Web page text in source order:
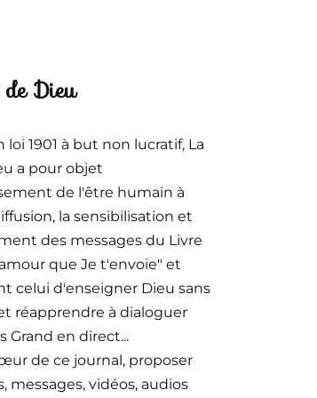
Dieu
loi 1901 à but non lucratif, La
a pour objet
de l'être humain à
la sensibilisation et
des messages du Livre
que Je t'envoie" et
celui d'enseigner Dieu sans
réapprendre à dialoguer
Grand en direct...
de ce journal, proposer
messages, vidéos, audios